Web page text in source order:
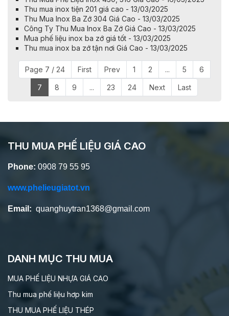
Thu mua inox tiện 201 giá cao - 13/03/2025
Thu Mua Inox Ba Zớ 304 Giá Cao - 13/03/2025
Công Ty Thu Mua Inox Ba Zớ Giá Cao - 13/03/2025
Mua phế liệu inox ba zớ giá tốt - 13/03/2025
Thu mua inox ba zớ tận nơi Giá Cao - 13/03/2025
Page 7 / 24 First Prev 1 2 ... 5 6
7 8 9 ... 23 24 Next Last
THU MUA PHẾ LIỆU GIÁ CAO
Phone: 0908 79 55 95
www.phelieugiatot.vn
Email: quanghuytran1368@gmail.com
DANH MỤC THU MUA
MUA PHẾ LIỆU NHỰA GIÁ CAO
Thu mua phế liệu hơp kim
THU MUA PHẾ LIỆU THÉP